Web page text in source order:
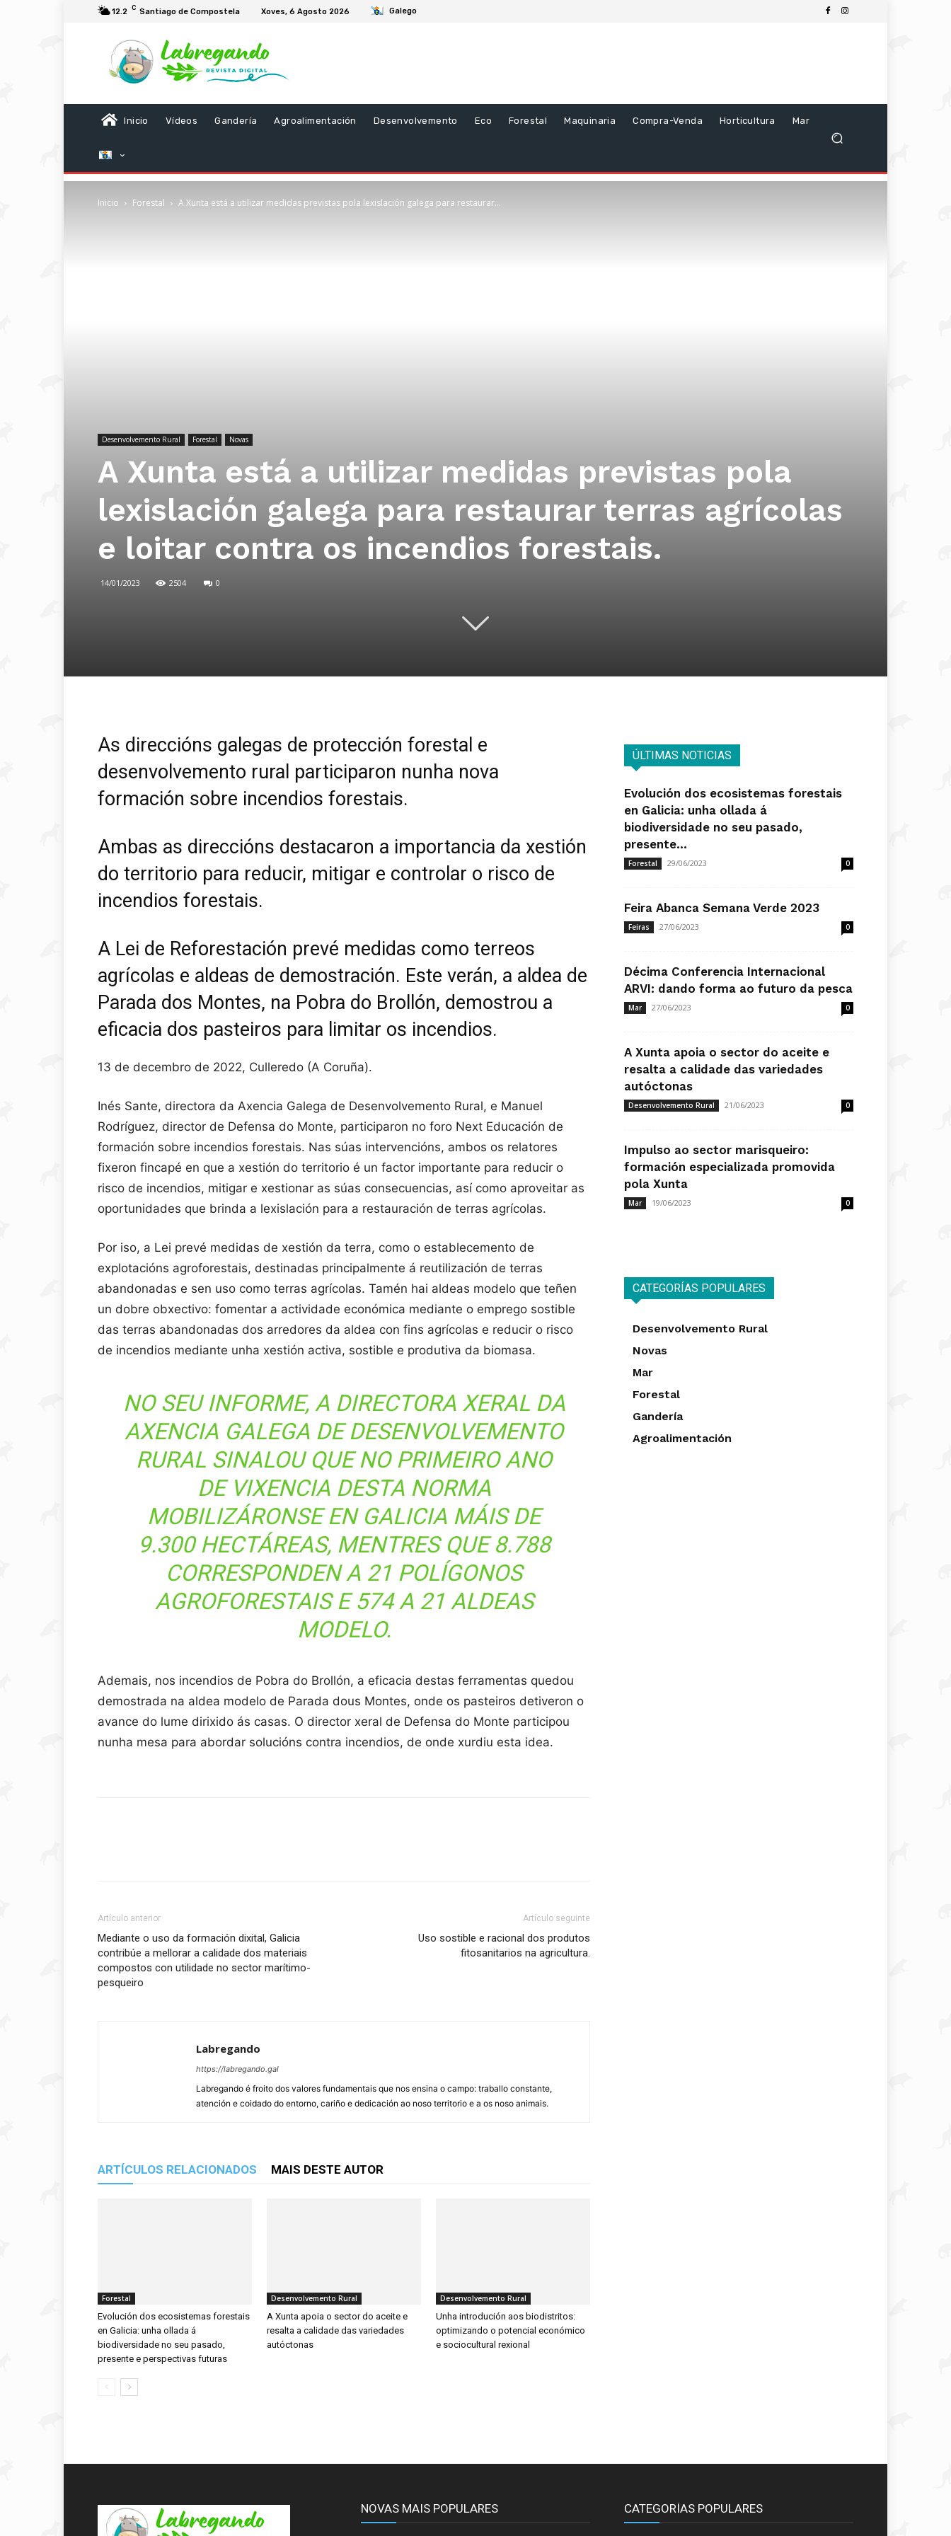
12.2 C Santiago de Compostela Xoves, 6 Agosto 2026 Galego
Inicio Vídeos Gandería Agroalimentación Desenvolvemento Eco Forestal Maquinaria Compra-Venda Horticultura Mar
Inicio Forestal A Xunta está a utilizar medidas previstas pola lexislación galega para restaurar...
Desenvolvemento Rural Forestal Novas
A Xunta está a utilizar medidas previstas pola
lexislación galega para restaurar terras agrícolas
e loitar contra os incendios forestais.
14/01/2023 2504 0
As direccións galegas de protección forestal e
desenvolvemento rural participaron nunha nova
formación sobre incendios forestais.
Ambas as direccións destacaron a importancia da xestión
do territorio para reducir, mitigar e controlar o risco de
incendios forestais.
A Lei de Reforestación prevé medidas como terreos
agrícolas e aldeas de demostración. Este verán, a aldea de
Parada dos Montes, na Pobra do Brollón, demostrou a
eficacia dos pasteiros para limitar os incendios.
13 de decembro de 2022, Culleredo (A Coruña).
Inés Sante, directora da Axencia Galega de Desenvolvemento Rural, e Manuel
Rodríguez, director de Defensa do Monte, participaron no foro Next Educación de
formación sobre incendios forestais. Nas súas intervencións, ambos os relatores
fixeron fincapé en que a xestión do territorio é un factor importante para reducir o
risco de incendios, mitigar e xestionar as súas consecuencias, así como aproveitar as
oportunidades que brinda a lexislación para a restauración de terras agrícolas.
Por iso, a Lei prevé medidas de xestión da terra, como o establecemento de
explotacións agroforestais, destinadas principalmente á reutilización de terras
abandonadas e sen uso como terras agrícolas. Tamén hai aldeas modelo que teñen
un dobre obxectivo: fomentar a actividade económica mediante o emprego sostible
das terras abandonadas dos arredores da aldea con fins agrícolas e reducir o risco
de incendios mediante unha xestión activa, sostible e produtiva da biomasa.
NO SEU INFORME, A DIRECTORA XERAL DA
AXENCIA GALEGA DE DESENVOLVEMENTO
RURAL SINALOU QUE NO PRIMEIRO ANO
DE VIXENCIA DESTA NORMA
MOBILIZÁRONSE EN GALICIA MÁIS DE
9.300 HECTÁREAS, MENTRES QUE 8.788
CORRESPONDEN A 21 POLÍGONOS
AGROFORESTAIS E 574 A 21 ALDEAS
MODELO.
Ademais, nos incendios de Pobra do Brollón, a eficacia destas ferramentas quedou
demostrada na aldea modelo de Parada dous Montes, onde os pasteiros detiveron o
avance do lume dirixido ás casas. O director xeral de Defensa do Monte participou
nunha mesa para abordar solucións contra incendios, de onde xurdiu esta idea.
Artículo anterior
Mediante o uso da formación dixital, Galicia
contribúe a mellorar a calidade dos materiais
compostos con utilidade no sector marítimo-
pesqueiro
Artículo seguinte
Uso sostible e racional dos produtos
fitosanitarios na agricultura.
Labregando
https://labregando.gal
Labregando é froito dos valores fundamentais que nos ensina o campo: traballo constante,
atención e coidado do entorno, cariño e dedicación ao noso territorio e a os noso animais.
ARTÍCULOS RELACIONADOS MAIS DESTE AUTOR
Forestal
Evolución dos ecosistemas forestais
en Galicia: unha ollada á
biodiversidade no seu pasado,
presente e perspectivas futuras
Desenvolvemento Rural
A Xunta apoia o sector do aceite e
resalta a calidade das variedades
autóctonas
Desenvolvemento Rural
Unha introdución aos biodistritos:
optimizando o potencial económico
e sociocultural rexional
ÚLTIMAS NOTICIAS
Evolución dos ecosistemas forestais
en Galicia: unha ollada á
biodiversidade no seu pasado,
presente...
Forestal 29/06/2023 0
Feira Abanca Semana Verde 2023
Feiras 27/06/2023 0
Décima Conferencia Internacional
ARVI: dando forma ao futuro da pesca
Mar 27/06/2023 0
A Xunta apoia o sector do aceite e
resalta a calidade das variedades
autóctonas
Desenvolvemento Rural 21/06/2023 0
Impulso ao sector marisqueiro:
formación especializada promovida
pola Xunta
Mar 19/06/2023 0
CATEGORÍAS POPULARES
Desenvolvemento Rural
Novas
Mar
Forestal
Gandería
Agroalimentación
NOVAS MAIS POPULARES CATEGORÍAS POPULARES